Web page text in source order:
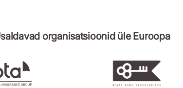
organisatsioonid üle Euroopa